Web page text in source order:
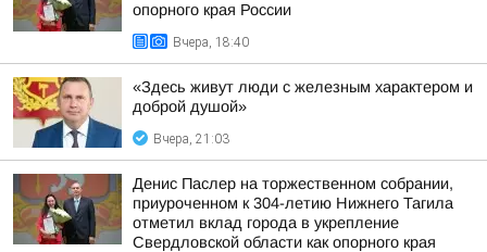
опорного края России
Вчера, 18:40
«Здесь живут люди с железным характером и
доброй душой»
Вчера, 21:03
Денис Паслер на торжественном собрании,
приуроченном к 304-летию Нижнего Тагила
отметил вклад города в укрепление
Свердловской области как опорного края